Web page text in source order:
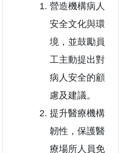
營造機構病人
安全文化與環
境，並鼓勵員
工主動提出對
病人安全的顧
慮及建議。
提升醫療機構
韌性，保護醫
療場所人員免